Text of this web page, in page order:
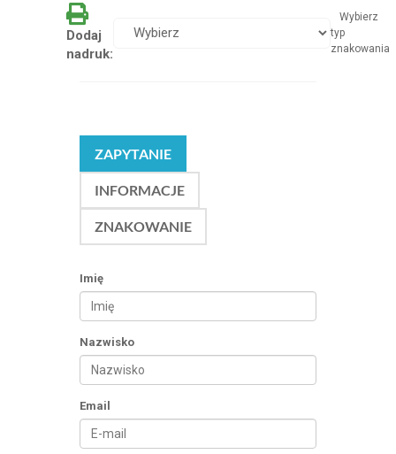
Dodaj
nadruk:
Wybierz
typ
znakowania
ZAPYTANIE
INFORMACJE
ZNAKOWANIE
Imię
Nazwisko
Email